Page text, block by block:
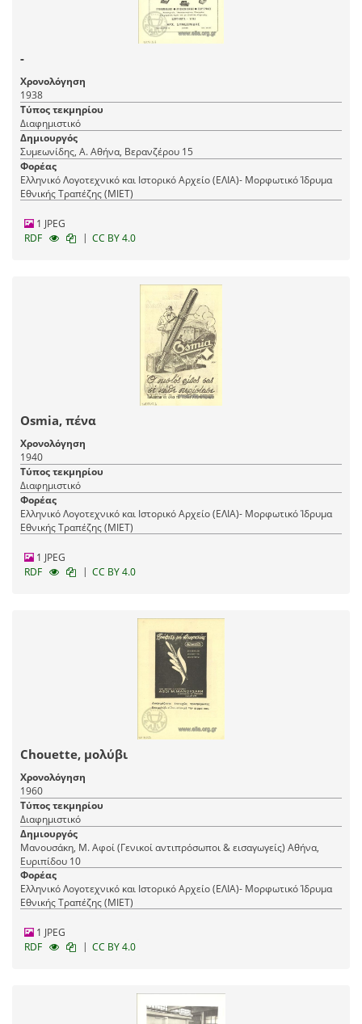
-
Χρονολόγηση
1938
Τύπος τεκμηρίου
Διαφημιστικό
Δημιουργός
Συμεωνίδης, Α. Αθήνα, Βερανζέρου 15
Φορέας
Ελληνικό Λογοτεχνικό και Ιστορικό Αρχείο (ΕΛΙΑ)- Μορφωτικό Ίδρυμα
Εθνικής Τραπέζης (ΜΙΕΤ)
1 JPEG
RDF
| CC BY 4.0
Osmia, πένα
Χρονολόγηση
1940
Τύπος τεκμηρίου
Διαφημιστικό
Φορέας
Ελληνικό Λογοτεχνικό και Ιστορικό Αρχείο (ΕΛΙΑ)- Μορφωτικό Ίδρυμα
Εθνικής Τραπέζης (ΜΙΕΤ)
1 JPEG
RDF
| CC BY 4.0
Chouette, μολύβι
Χρονολόγηση
1960
Τύπος τεκμηρίου
Διαφημιστικό
Δημιουργός
Μανουσάκη, Μ. Αφοί (Γενικοί αντιπρόσωποι & εισαγωγείς) Αθήνα,
Ευριπίδου 10
Φορέας
Ελληνικό Λογοτεχνικό και Ιστορικό Αρχείο (ΕΛΙΑ)- Μορφωτικό Ίδρυμα
Εθνικής Τραπέζης (ΜΙΕΤ)
1 JPEG
RDF
| CC BY 4.0